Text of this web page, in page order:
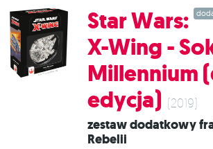
w miejsca niedostępne dla
Zestaw zawiera wszystko,
YT-1300 i 1 Statek
Star Wars:
X-Wing -
Millennium
edycja) (2019)
Zestaw dodatkowy frakcji Sojuszu
Rebelii